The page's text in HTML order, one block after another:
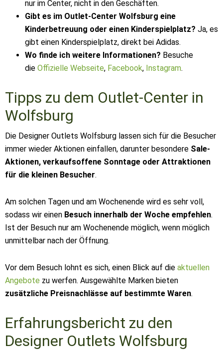
nur im Center, nicht in den Geschäften.
Gibt es im Outlet-Center Wolfsburg eine
Kinderbetreuung oder einen Kinderspielplatz? Ja, es
gibt einen Kinderspielplatz, direkt bei Adidas.
Wo finde ich weitere Informationen? Besuche
die Offizielle Webseite, Facebook, Instagram.
Tipps zu dem Outlet-Center in
Wolfsburg
Die Designer Outlets Wolfsburg lassen sich für die Besucher
immer wieder Aktionen einfallen, darunter besondere Sale-
Aktionen, verkaufsoffene Sonntage oder Attraktionen
für die kleinen Besucher.
Am solchen Tagen und am Wochenende wird es sehr voll,
sodass wir einen Besuch innerhalb der Woche empfehlen.
Ist der Besuch nur am Wochenende möglich, wenn möglich
unmittelbar nach der Öffnung.
Vor dem Besuch lohnt es sich, einen Blick auf die aktuellen
Angebote zu werfen. Ausgewählte Marken bieten
zusätzliche Preisnachlässe auf bestimmte Waren.
Erfahrungsbericht zu den
Designer Outlets Wolfsburg